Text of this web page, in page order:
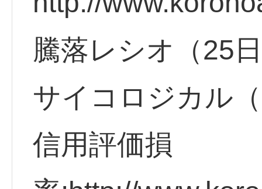
騰落レシオ（25
サイコロジカル
信用評価損